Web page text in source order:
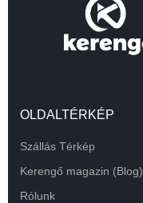
OLDALTÉRKÉP
Szállás Térkép
Kerengő magazin (Blog)
Rólunk